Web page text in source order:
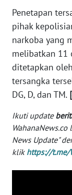
Penetapan
pihak
narkoba yang
melibatkan 11
ditetapkan
tersangka
DG, D, dan TM.
Ikuti update
News Update"
klik https://t.me/
WN
JAKARTA
WN
JABAR
WN
NTT
WN